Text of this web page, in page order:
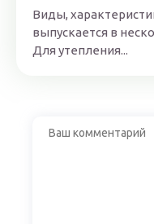
Виды,
выпускается в
Для утепления...